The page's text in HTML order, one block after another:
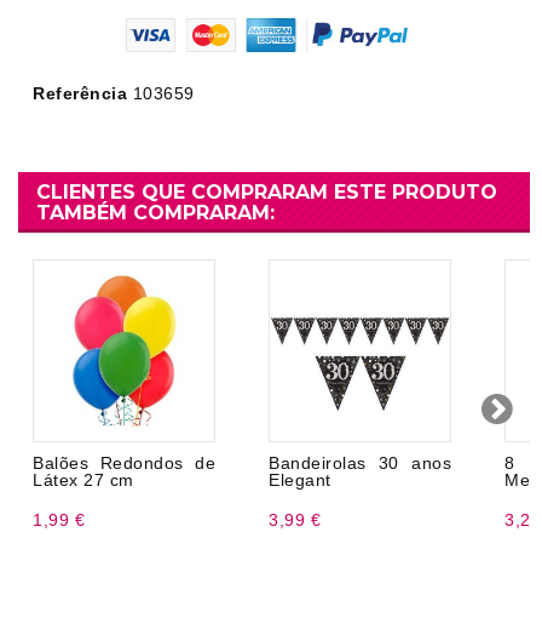
Referência 103659
CLIENTES QUE COMPRARAM ESTE PRODUTO
TAMBÉM COMPRARAM:
Balões Redondos de
Látex 27 cm
1,99 €
Bandeirolas 30 anos
Elegant
3,99 €
8